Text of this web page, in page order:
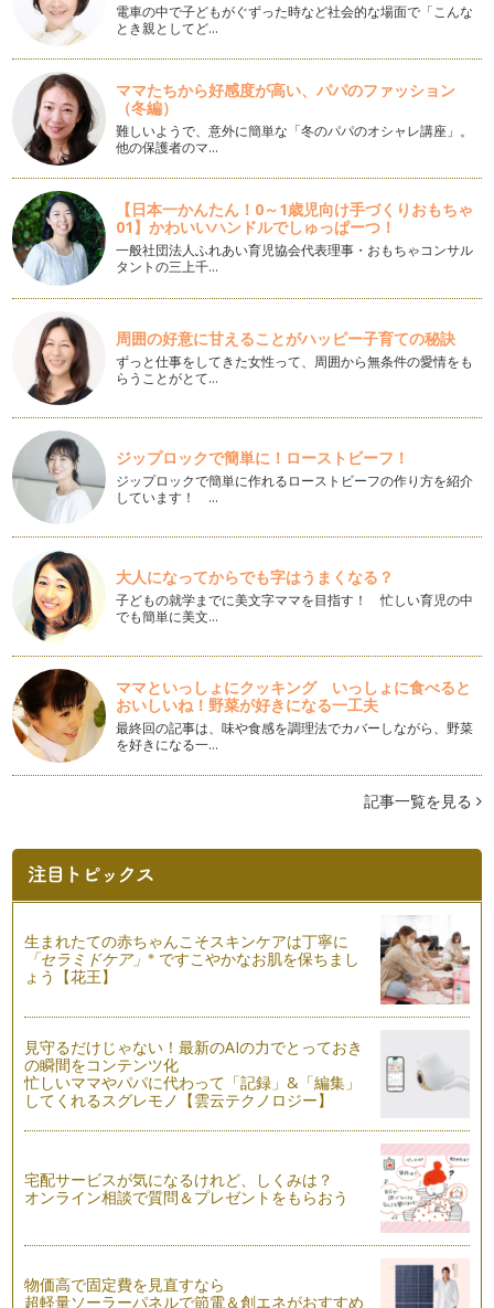
お仕事復帰の前の「自己分析」のススメ
いよいよ４月。春本番ですね。この春、お子さんが入園、入
学、進級されたママも多いのではないで…
もしもの時に、家族を守る「社会保険」その13・・・【年
金】
今日は年金制度のうち、「遺族年金」についてお伝えします。
実は、「遺族年金」こそ、…
もしもの時に、家族を守る「社会保険」その12・・・【年
金】
前回、年金には「老齢年金」「障害年金」「遺族年金」の３つ
があるとお伝えしました。 その…
もしもの時に、家族を守る「社会保険」その11・・・【年
金】
先日、年金には「国民年金」「厚生年金」「共済年金」の3種
類があるとお伝えしました。 今…
もしもの時に、家族を守る「社会保険」その10・・・【年
金】
これまで、労災保険、雇用保険、健康保険についてお話してき
ました。今日から数回に分けて、年金…
もしもの時に、家族を守る「社会保険」その9・・・【健康保
険】
社会保険制度の中でも、結構身近な「健康保険」。 今日は、
その中でも「高額療養費」に…
もしもの時に、家族を守る「社会保険」その8・・・【健康保
険】
医療費が3割負担で済む「健康保険」の制度。小さいお子さん
をはじめ、家族の健康を守る上で、な…
もしもの時に、家族を守る「社会保険」その７・・・【健康保
険】
もしもの時に、家族を守る「社会保険」その6・・・【雇用保
険】
もしもの時に、家族を守る「社会保険」その5・・・【雇用保
険】
前回は、雇用保険の一番メジャーな給付「基本手当」について
お話ししました。 &nbs…
もしもの時に、家族を守る「社会保険」その4・・・【雇用保
険】
雇用保険の、1番メジャーな給付は、なんといっても「基本手
もしもの時に、家族を守る「社会保険」その3・・・【雇用保
険】
前回までに、働く人が加入する保険は、労災保険、雇用保険、
もしもの時に、家族を守る「社会保険」その2・・・【労災保
険】
電車の中で子どもがぐずった時など社会的な場面で「こんな
とき親としてど…
ママたちから好感度が高い、パパのファッション
（冬編）
難しいようで、意外に簡単な「冬のパパのオシャレ講座」。
他の保護者のマ…
【日本一かんたん！0～1歳児向け手づくりおもちゃ
01】かわいいハンドルでしゅっぱーつ！
一般社団法人ふれあい育児協会代表理事・おもちゃコンサル
タントの三上千…
周囲の好意に甘えることがハッピー子育ての秘訣
ずっと仕事をしてきた女性って、周囲から無条件の愛情をも
らうことがとて…
ジップロックで簡単に！ローストビーフ！
ジップロックで簡単に作れるローストビーフの作り方を紹介
しています！ …
大人になってからでも字はうまくなる？
子どもの就学までに美文字ママを目指す！ 忙しい育児の中
でも簡単に美文…
ママといっしょにクッキング いっしょに食べると
おいしいね！野菜が好きになる一工夫
最終回の記事は、味や食感を調理法でカバーしながら、野菜
を好きになる一…
記事一覧を見る
生まれたての赤ちゃんこそスキンケアは丁寧に
「セラミドケア」※ ですこやかなお肌を保ちまし
ょう【花王】
見守るだけじゃない！最新のAIの力でとっておき
の瞬間をコンテンツ化
忙しいママやパパに代わって「記録」&「編集」
してくれるスグレモノ【雲云テクノロジー】
宅配サービスが気になるけれど、しくみは？
オンライン相談で質問＆プレゼントをもらおう
物価高で固定費を見直すなら
超軽量ソーラーパネルで節電＆創エネがおすすめ